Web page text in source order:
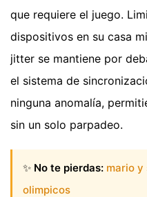
que requiere el juego.
dispositivos en su casa
jitter se mantiene por
el sistema de
ninguna anomalía,
sin un solo parpadeo.
✨ No te pierdas: mario y
olimpicos